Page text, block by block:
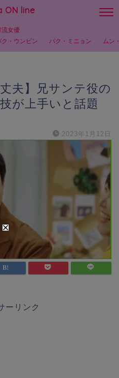
ON line
流女優
ク・ウンビン
パク・ミニョン ムン
夫】兄サンテ役の
が上手いと話題
2023年1月12日
ーリンク